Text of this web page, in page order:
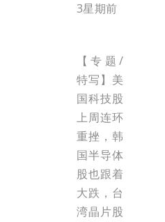
3星期前
【专题/
特写】美
国科技股
上周连环
重挫，韩
国半导体
股也跟着
大跌，台
湾晶片股